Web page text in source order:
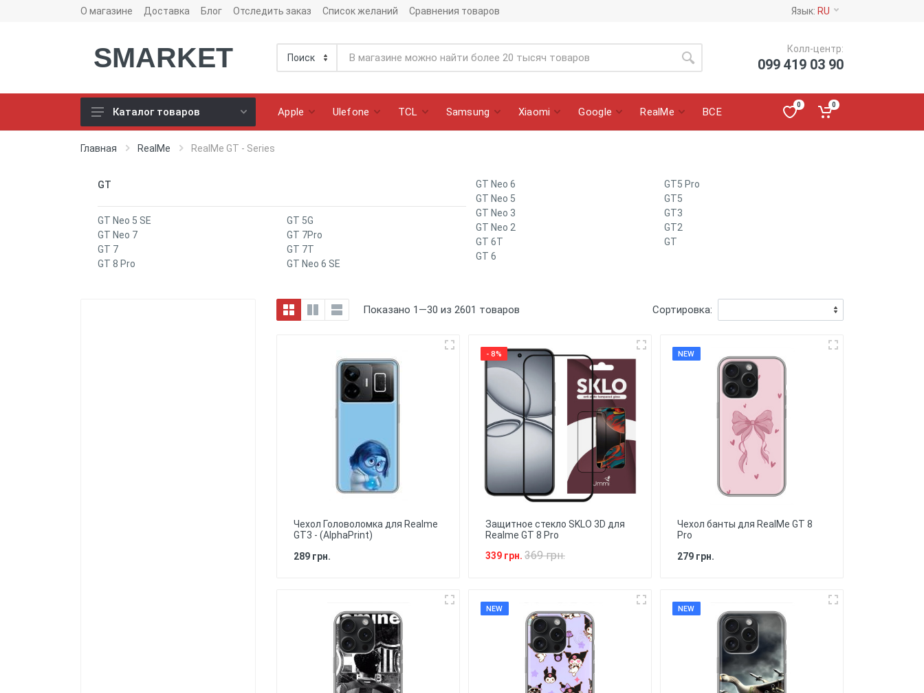
О магазине Доставка Блог Отследить заказ Список желаний Сравнения товаров Язык: RU
SMARKET Колл-центр:
099 419 03 90
Чехлы для телефонов
Универсальные наушники
Каталог товаров Apple Ulefone TCL Samsung Xiaomi Google RealMe ВСЕ
0 0
Главная RealMe RealMe GT - Series
GT
GT Neo 5 SE
GT Neo 7
GT 7
GT 8 Pro
GT 5G
GT 7Pro
GT 7T
GT Neo 6 SE
GT Neo 6
GT Neo 5
GT Neo 3
GT Neo 2
GT 6T
GT 6
GT5 Pro
GT5
GT3
GT2
GT
Показано 1—30 из 2601 товаров Сортировка:
Чехол Головоломка для Realme
GT3 - (AlphaPrint)
289 грн.
- 8%
Защитное стекло SKLO 3D для
Realme GT 8 Pro
339 грн. 369 грн.
NEW
Чехол банты для RealMe GT 8
Pro
279 грн.
NEW NEW